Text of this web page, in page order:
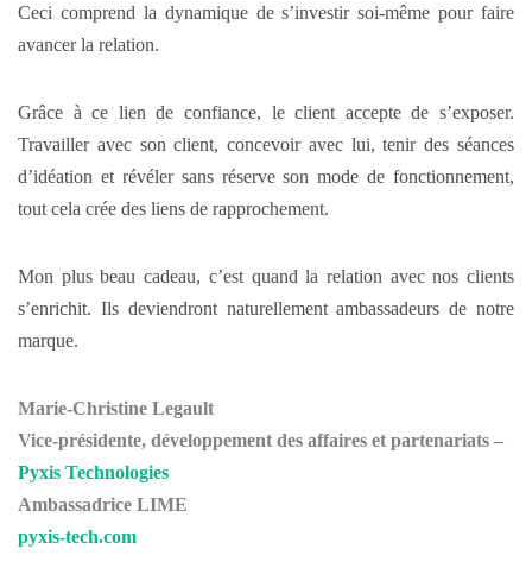
Ceci comprend la dynamique de s’investir soi-même pour faire
avancer la relation.
Grâce à ce lien de confiance, le client accepte de s’exposer.
Travailler avec son client, concevoir avec lui, tenir des séances
d’idéation et révéler sans réserve son mode de fonctionnement,
tout cela crée des liens de rapprochement.
Mon plus beau cadeau, c’est quand la relation avec nos clients
s’enrichit. Ils deviendront naturellement ambassadeurs de notre
marque.
Marie-Christine Legault
Vice-présidente, développement des affaires et partenariats –
Pyxis Technologies
Ambassadrice LIME
pyxis-tech.com